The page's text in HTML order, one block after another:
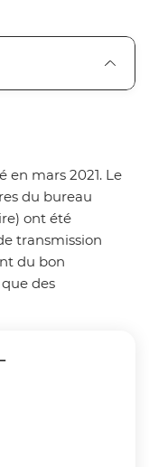
en mars 2021. Le
du bureau
ont été
transmission
du bon
des